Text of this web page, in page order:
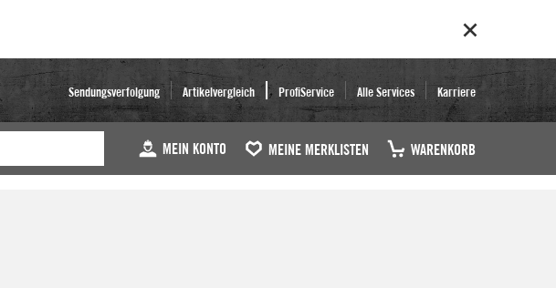
Sendungsverfolgung Artikelvergleich ProfiService Alle Services Karriere
MEIN KONTO MEINE MERKLISTEN WARENKORB